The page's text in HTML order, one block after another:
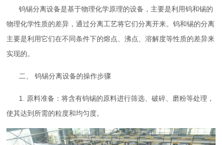
钨锡分离设备是基于物理化学原理的设备，主要是利用钨和锡的
物理化学性质的差异，通过分离工艺将它们分离开来。钨和锡的分离
主要是利用它们在不同条件下的熔点、沸点、溶解度等性质的差异来
实现的。
二、 钨锡分离设备的操作步骤
1. 原料准备：将含有钨锡的原料进行筛选、破碎、磨粉等处理，
使其达到所需的粒度和均匀度。